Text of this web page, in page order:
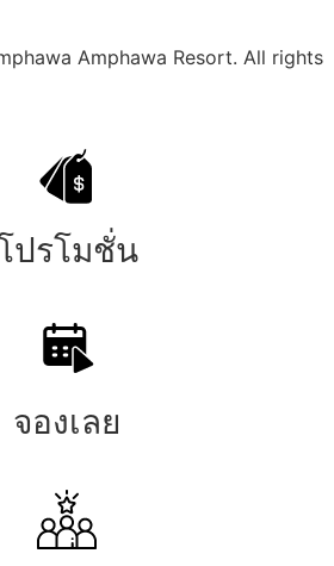
Amphawa Resort. All rights
ปรโมชั่น
จองเลย